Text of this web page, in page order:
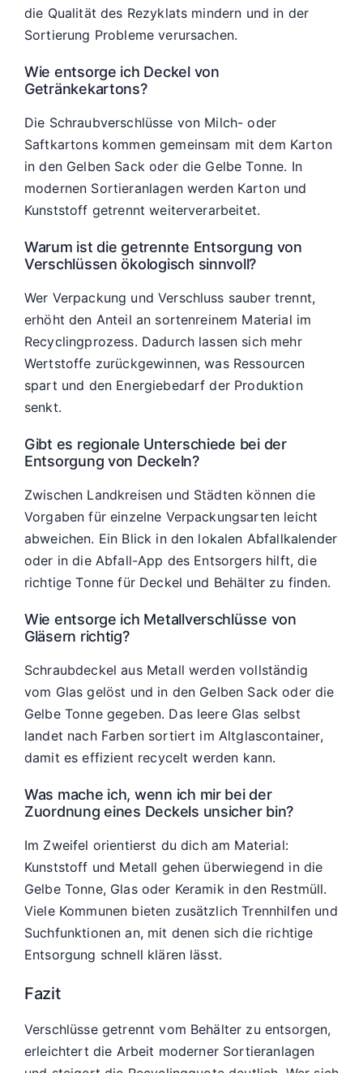
die Qualität des Rezyklats mindern und in der
Sortierung Probleme verursachen.
Wie entsorge ich Deckel von
Getränkekartons?
Die Schraubverschlüsse von Milch- oder
Saftkartons kommen gemeinsam mit dem Karton
in den Gelben Sack oder die Gelbe Tonne. In
modernen Sortieranlagen werden Karton und
Kunststoff getrennt weiterverarbeitet.
Warum ist die getrennte Entsorgung von
Verschlüssen ökologisch sinnvoll?
Wer Verpackung und Verschluss sauber trennt,
erhöht den Anteil an sortenreinem Material im
Recyclingprozess. Dadurch lassen sich mehr
Wertstoffe zurückgewinnen, was Ressourcen
spart und den Energiebedarf der Produktion
senkt.
Gibt es regionale Unterschiede bei der
Entsorgung von Deckeln?
Zwischen Landkreisen und Städten können die
Vorgaben für einzelne Verpackungsarten leicht
abweichen. Ein Blick in den lokalen Abfallkalender
oder in die Abfall-App des Entsorgers hilft, die
richtige Tonne für Deckel und Behälter zu finden.
Wie entsorge ich Metallverschlüsse von
Gläsern richtig?
Schraubdeckel aus Metall werden vollständig
vom Glas gelöst und in den Gelben Sack oder die
Gelbe Tonne gegeben. Das leere Glas selbst
landet nach Farben sortiert im Altglascontainer,
damit es effizient recycelt werden kann.
Was mache ich, wenn ich mir bei der
Zuordnung eines Deckels unsicher bin?
Im Zweifel orientierst du dich am Material:
Kunststoff und Metall gehen überwiegend in die
Gelbe Tonne, Glas oder Keramik in den Restmüll.
Viele Kommunen bieten zusätzlich Trennhilfen und
Suchfunktionen an, mit denen sich die richtige
Entsorgung schnell klären lässt.
Fazit
Verschlüsse getrennt vom Behälter zu entsorgen,
erleichtert die Arbeit moderner Sortieranlagen